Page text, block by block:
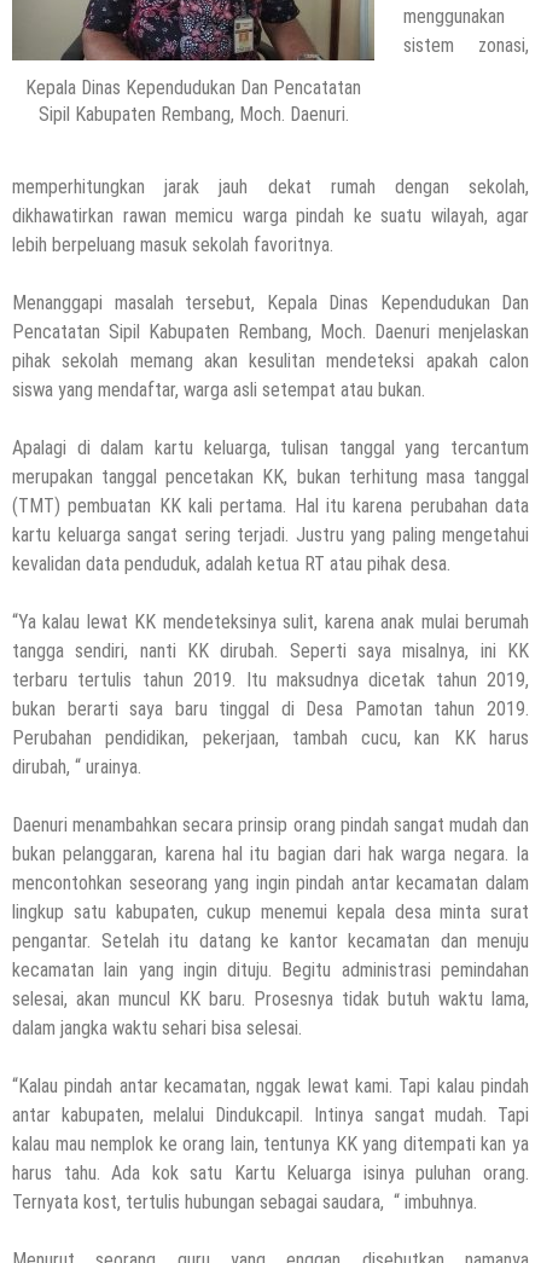
Kepala Dinas Kependudukan Dan Pencatatan
Sipil Kabupaten Rembang, Moch. Daenuri.
menggunakan
sistem zonasi,
memperhitungkan jarak jauh dekat rumah dengan sekolah,
dikhawatirkan rawan memicu warga pindah ke suatu wilayah, agar
lebih berpeluang masuk sekolah favoritnya.
Menanggapi masalah tersebut, Kepala Dinas Kependudukan Dan
Pencatatan Sipil Kabupaten Rembang, Moch. Daenuri menjelaskan
pihak sekolah memang akan kesulitan mendeteksi apakah calon
siswa yang mendaftar, warga asli setempat atau bukan.
Apalagi di dalam kartu keluarga, tulisan tanggal yang tercantum
merupakan tanggal pencetakan KK, bukan terhitung masa tanggal
(TMT) pembuatan KK kali pertama. Hal itu karena perubahan data
kartu keluarga sangat sering terjadi. Justru yang paling mengetahui
kevalidan data penduduk, adalah ketua RT atau pihak desa.
“Ya kalau lewat KK mendeteksinya sulit, karena anak mulai berumah
tangga sendiri, nanti KK dirubah. Seperti saya misalnya, ini KK
terbaru tertulis tahun 2019. Itu maksudnya dicetak tahun 2019,
bukan berarti saya baru tinggal di Desa Pamotan tahun 2019.
Perubahan pendidikan, pekerjaan, tambah cucu, kan KK harus
dirubah, “ urainya.
Daenuri menambahkan secara prinsip orang pindah sangat mudah dan
bukan pelanggaran, karena hal itu bagian dari hak warga negara. Ia
mencontohkan seseorang yang ingin pindah antar kecamatan dalam
lingkup satu kabupaten, cukup menemui kepala desa minta surat
pengantar. Setelah itu datang ke kantor kecamatan dan menuju
kecamatan lain yang ingin dituju. Begitu administrasi pemindahan
selesai, akan muncul KK baru. Prosesnya tidak butuh waktu lama,
dalam jangka waktu sehari bisa selesai.
“Kalau pindah antar kecamatan, nggak lewat kami. Tapi kalau pindah
antar kabupaten, melalui Dindukcapil. Intinya sangat mudah. Tapi
kalau mau nemplok ke orang lain, tentunya KK yang ditempati kan ya
harus tahu. Ada kok satu Kartu Keluarga isinya puluhan orang.
Ternyata kost, tertulis hubungan sebagai saudara, “ imbuhnya.